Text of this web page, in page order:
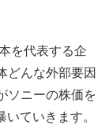
を代表する企
どんな外部要因
ソニーの株価を
ていきます。